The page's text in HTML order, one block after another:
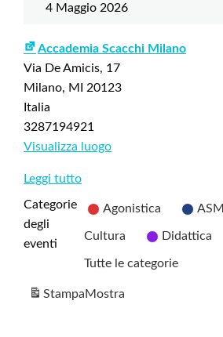
4 Maggio 2026
Accademia Scacchi Milano
Via De Amicis, 17
Milano, MI
20123
Italia
3287194921
Visualizza luogo
Leggi tutto
Categorie
degli
eventi
Agonistica ASM
Cultura Didattica
Tutte le categorie
StampaMostra